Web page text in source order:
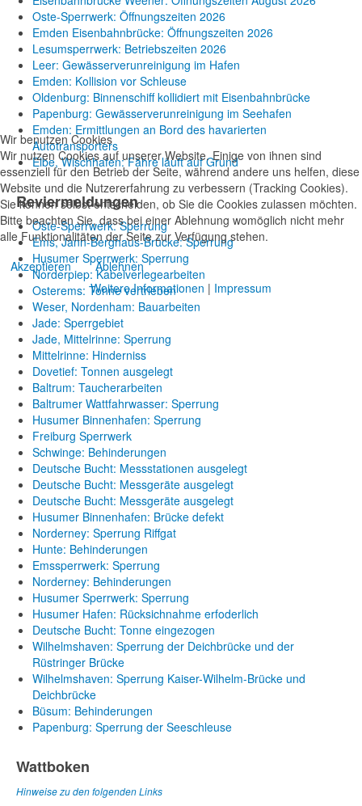
Oste-Sperrwerk: Öffnungszeiten 2026
Emden Eisenbahnbrücke: Öffnungszeiten 2026
Lesumsperrwerk: Betriebszeiten 2026
Leer: Gewässerverunreinigung im Hafen
Emden: Kollision vor Schleuse
Oldenburg: Binnenschiff kollidiert mit Eisenbahnbrücke
Papenburg: Gewässerverunreinigung im Seehafen
Emden: Ermittlungen an Bord des havarierten
Autotransporters
Elbe, Wischhafen: Fähre läuft auf Grund
Reviermeldungen
Oste-Sperrwerk: Sperrung
Ems, Jann-Berghaus-Brücke: Sperrung
Husumer Sperrwerk: Sperrung
Norderpiep: Kabelverlegearbeiten
Osterems: Tonne vertrieben
Weser, Nordenham: Bauarbeiten
Jade: Sperrgebiet
Jade, Mittelrinne: Sperrung
Mittelrinne: Hinderniss
Dovetief: Tonnen ausgelegt
Baltrum: Taucherarbeiten
Baltrumer Wattfahrwasser: Sperrung
Husumer Binnenhafen: Sperrung
Freiburg Sperrwerk
Schwinge: Behinderungen
Deutsche Bucht: Messstationen ausgelegt
Deutsche Bucht: Messgeräte ausgelegt
Deutsche Bucht: Messgeräte ausgelegt
Husumer Binnenhafen: Brücke defekt
Norderney: Sperrung Riffgat
Hunte: Behinderungen
Emssperrwerk: Sperrung
Norderney: Behinderungen
Husumer Sperrwerk: Sperrung
Husumer Hafen: Rücksichnahme erfoderlich
Deutsche Bucht: Tonne eingezogen
Wilhelmshaven: Sperrung der Deichbrücke und der
Rüstringer Brücke
Wilhelmshaven: Sperrung Kaiser-Wilhelm-Brücke und
Deichbrücke
Büsum: Behinderungen
Papenburg: Sperrung der Seeschleuse
Wattboken
Hinweise zu den folgenden Links
Wir benutzen Cookies
Wir nutzen Cookies auf unserer Website. Einige von ihnen sind
essenziell für den Betrieb der Seite, während andere uns helfen, diese
Website und die Nutzererfahrung zu verbessern (Tracking Cookies).
Sie können selbst entscheiden, ob Sie die Cookies zulassen möchten.
Bitte beachten Sie, dass bei einer Ablehnung womöglich nicht mehr
alle Funktionalitäten der Seite zur Verfügung stehen.
Akzeptieren
Ablehnen
Weitere Informationen | Impressum